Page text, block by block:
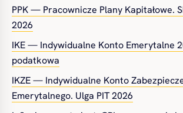
PPK — Pracownicze Plany Kapitałowe.
2026
IKE — Indywidualne Konto Emerytalne
podatkowa
IKZE — Indywidualne Konto
Emerytalnego. Ulga PIT 2026